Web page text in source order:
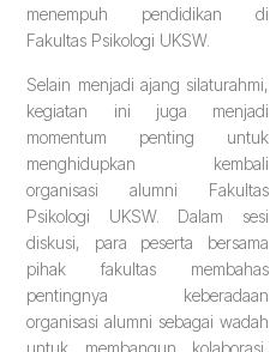
menempuh pendidikan di
Fakultas Psikologi UKSW.
Selain menjadi ajang silaturahmi,
kegiatan ini juga menjadi
momentum penting untuk
menghidupkan kembali
organisasi alumni Fakultas
Psikologi UKSW. Dalam sesi
diskusi, para peserta bersama
pihak fakultas membahas
pentingnya keberadaan
organisasi alumni sebagai wadah
untuk membangun kolaborasi,